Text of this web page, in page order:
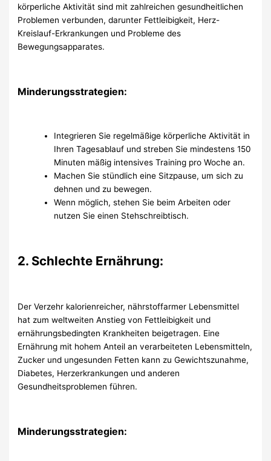
körperliche Aktivität sind mit zahlreichen gesundheitlichen
Problemen verbunden, darunter Fettleibigkeit, Herz-
Kreislauf-Erkrankungen und Probleme des
Bewegungsapparates.
Minderungsstrategien:
Integrieren Sie regelmäßige körperliche Aktivität in
Ihren Tagesablauf und streben Sie mindestens 150
Minuten mäßig intensives Training pro Woche an.
Machen Sie stündlich eine Sitzpause, um sich zu
dehnen und zu bewegen.
Wenn möglich, stehen Sie beim Arbeiten oder
nutzen Sie einen Stehschreibtisch.
2. Schlechte Ernährung:
Der Verzehr kalorienreicher, nährstoffarmer Lebensmittel
hat zum weltweiten Anstieg von Fettleibigkeit und
ernährungsbedingten Krankheiten beigetragen. Eine
Ernährung mit hohem Anteil an verarbeiteten Lebensmitteln,
Zucker und ungesunden Fetten kann zu Gewichtszunahme,
Diabetes, Herzerkrankungen und anderen
Gesundheitsproblemen führen.
Minderungsstrategien: